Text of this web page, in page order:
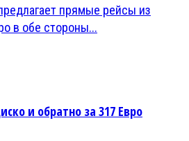
прямые рейсы из
в обе стороны...
и обратно за 317 Евро